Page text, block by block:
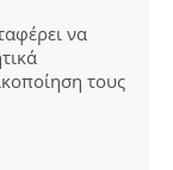
να
τους